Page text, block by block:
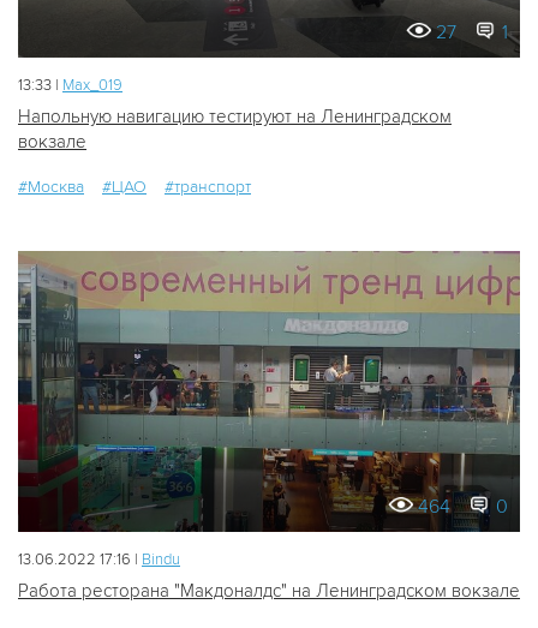
27 1
13:33 | Мах_019
Напольную навигацию тестируют на Ленинградском
вокзале
#Москва #ЦАО #транспорт
464 0
13.06.2022 17:16 | Bindu
Работа ресторана "Макдоналдс" на Ленинградском вокзале